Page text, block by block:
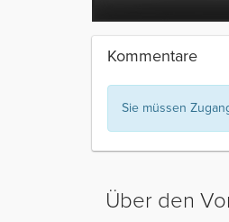
Kommentare
Sie müssen
Über den